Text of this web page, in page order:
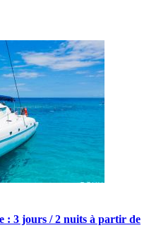
: 3 jours / 2 nuits à partir de